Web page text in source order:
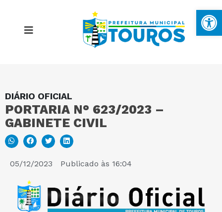
DIÁRIO OFICIAL
PORTARIA N° 623/2023 –
GABINETE CIVIL
05/12/2023 Publicado às 16:04
MAPA DO SITE
PORTAL DA TRANSPARÊNCIA
E-SIC
PERGUNTAS FREQUENTES